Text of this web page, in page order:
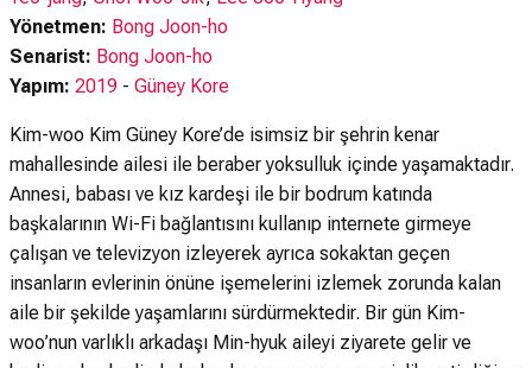
Yönetmen: Bong Joon-ho
Senarist: Bong Joon-ho
Yapım: 2019 - Güney Kore
Kim-woo Kim Güney Kore’de isimsiz bir şehrin kenar
mahallesinde ailesi ile beraber yoksulluk içinde yaşamaktadır.
Annesi, babası ve kız kardeşi ile bir bodrum katında
başkalarının Wi-Fi bağlantısını kullanıp internete girmeye
çalışan ve televizyon izleyerek ayrıca sokaktan geçen
insanların evlerinin önüne işemelerini izlemek zorunda kalan
aile bir şekilde yaşamlarını sürdürmektedir. Bir gün Kim-
woo’nun varlıklı arkadaşı Min-hyuk aileyi ziyarete gelir ve